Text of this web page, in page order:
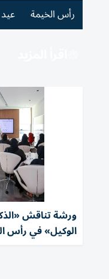
رأس الخيمة
ورشة تناقش
الوكيل» في رأس